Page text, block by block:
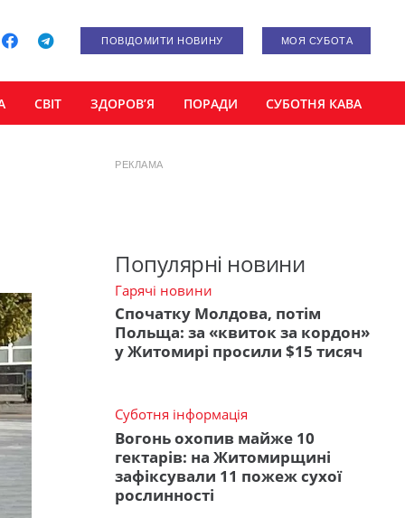
ПОВІДОМИТИ НОВИНУ МОЯ СУБОТА
СВІТ ЗДОРОВ’Я ПОРАДИ СУБОТНЯ КАВА
РЕКЛАМА
Популярні новини
Гарячі новини
Спочатку Молдова, потім
Польща: за «квиток за кордон»
у Житомирі просили $15 тисяч
Суботня інформація
Вогонь охопив майже 10
гектарів: на Житомирщині
зафіксували 11 пожеж сухої
рослинності